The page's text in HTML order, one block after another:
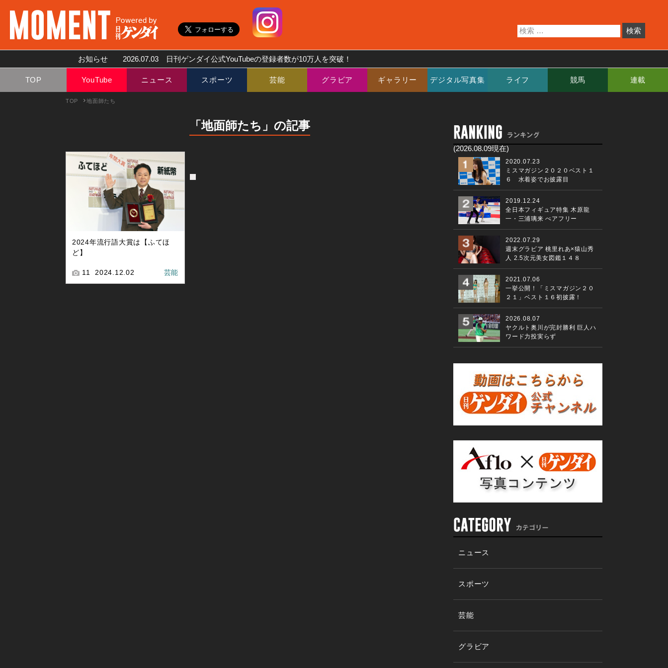
お知らせ 2026.07.03 日刊ゲンダイ公式YouTubeの登録者数が10万人を突破！
TOP YouTube ニュース スポーツ 芸能 グラビア ギャラリー デジタル写真集 ライフ 競馬 連載
TOP 地面師たち
「地面師たち」の記事
2024年流行語大賞は【ふてほ
ど】
11 2024.12.02 芸能
(2026.08.09現在)
2020.07.23
ミスマガジン２０２０ベスト１
６ 水着姿でお披露目
2019.12.24
全日本フィギュア特集 木原龍
一・三浦璃来 ぺアフリー
2022.07.29
週末グラビア 桃里れあ×猿山秀
人 2.5次元美女図鑑１４８
2021.07.06
一挙公開！「ミスマガジン２０
２１」ベスト１６初披露！
2026.08.07
ヤクルト奥川が完封勝利 巨人ハ
ワード力投実らず
ニュース
スポーツ
芸能
グラビア